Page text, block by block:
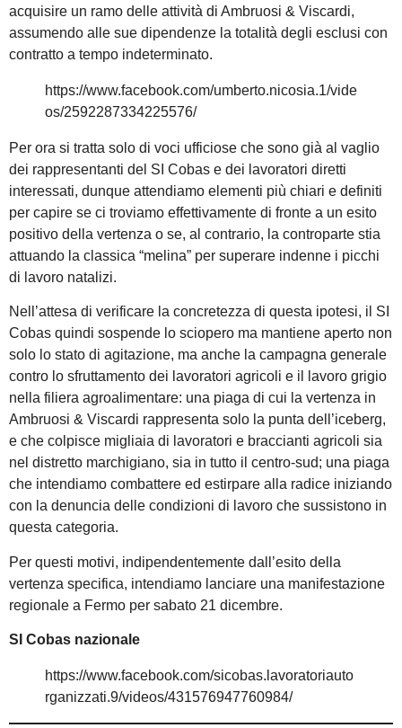
acquisire un ramo delle attività di Ambruosi & Viscardi,
assumendo alle sue dipendenze la totalità degli esclusi con
contratto a tempo indeterminato.
https://www.facebook.com/umberto.nicosia.1/vide
os/2592287334225576/
Per ora si tratta solo di voci ufficiose che sono già al vaglio
dei rappresentanti del SI Cobas e dei lavoratori diretti
interessati, dunque attendiamo elementi più chiari e definiti
per capire se ci troviamo effettivamente di fronte a un esito
positivo della vertenza o se, al contrario, la controparte stia
attuando la classica “melina” per superare indenne i picchi
di lavoro natalizi.
Nell’attesa di verificare la concretezza di questa ipotesi, il SI
Cobas quindi sospende lo sciopero ma mantiene aperto non
solo lo stato di agitazione, ma anche la campagna generale
contro lo sfruttamento dei lavoratori agricoli e il lavoro grigio
nella filiera agroalimentare: una piaga di cui la vertenza in
Ambruosi & Viscardi rappresenta solo la punta dell’iceberg,
e che colpisce migliaia di lavoratori e braccianti agricoli sia
nel distretto marchigiano, sia in tutto il centro-sud; una piaga
che intendiamo combattere ed estirpare alla radice iniziando
con la denuncia delle condizioni di lavoro che sussistono in
questa categoria.
Per questi motivi, indipendentemente dall’esito della
vertenza specifica, intendiamo lanciare una manifestazione
regionale a Fermo per sabato 21 dicembre.
SI Cobas nazionale
https://www.facebook.com/sicobas.lavoratoriauto
rganizzati.9/videos/431576947760984/